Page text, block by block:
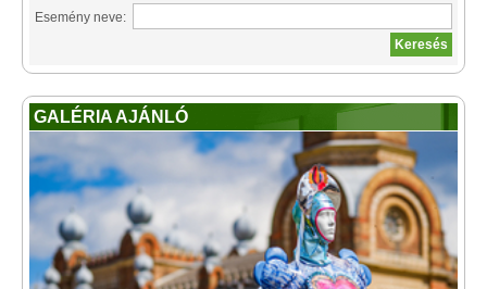
Esemény neve:
GALÉRIA AJÁNLÓ